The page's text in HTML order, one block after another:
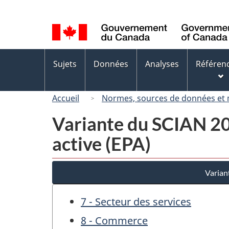
de
la
langue
des
Sujets Données Analyses
Accueil Normes, sources de données et
Variante du SCIAN
active (EPA)
7 - Secteur des services
8 - Commerce